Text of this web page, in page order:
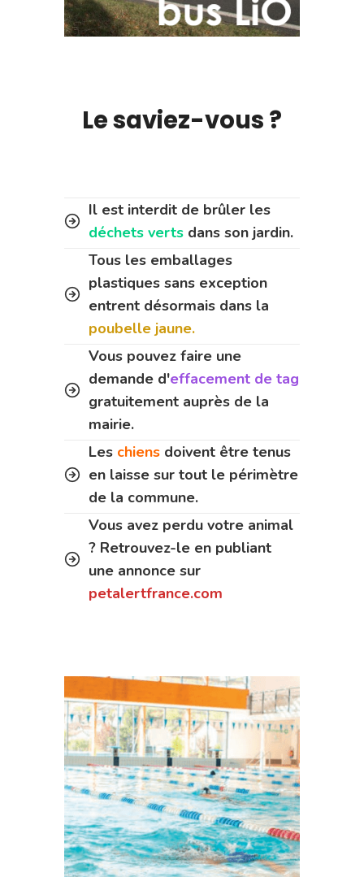
Le saviez-vous ?
Il est interdit de brûler les
déchets verts dans son jardin.
Tous les emballages
plastiques sans exception
entrent désormais dans la
poubelle jaune.
Vous pouvez faire une
demande d'effacement de tag
gratuitement auprès de la
mairie.
Les chiens doivent être tenus
en laisse sur tout le périmètre
de la commune.
Vous avez perdu votre animal
? Retrouvez-le en publiant
une annonce sur
petalertfrance.com